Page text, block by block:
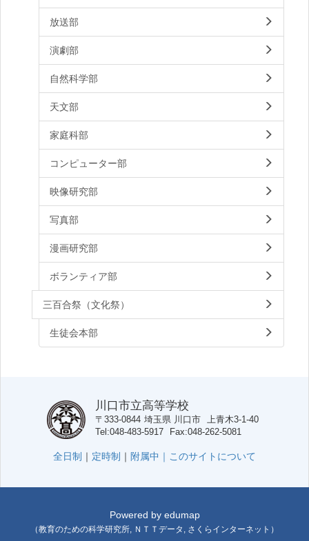
放送部
演劇部
自然科学部
天文部
家庭科部
コンピューター部
映像研究部
写真部
漫画研究部
ボランティア部
三百合祭（文化祭）
生徒会本部
川口市立高等学校
〒333-0844 埼玉県 川口市
上青木3-1-40
Tel 048-483-5917 Fax 048-262-5081
全日制 ｜ 定時制 ｜ 附属中｜ このサイトについて
Powered by edumap
（教育のための科学研究所 ＮＴＴデータ さくらインターネット ）